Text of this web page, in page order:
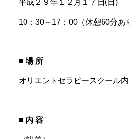
平成２９年１２月１７日(日)
10：30～17：00（休憩60分あ
■ 場 所
オリエントセラピースクール内
■ 内 容